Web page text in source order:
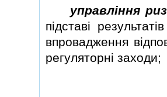
управлiння
пiдставi
впровадження
регуляторнi заходи;